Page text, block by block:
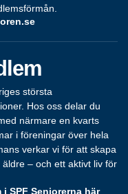
största
Hos oss delar du
närmare en kvarts
i föreningar över hela
verkar vi för att skapa
– och ett aktivt liv för
i SPF Seniorerna här